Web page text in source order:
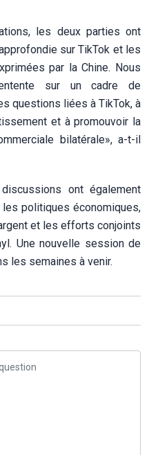
les deux parties ont
sur TikTok et les
par la Chine. Nous
sur un cadre de
questions liées à TikTok, à
et à promouvoir la
bilatérale», a-t-il
ont également
politiques économiques,
et les efforts conjoints
Une nouvelle session de
les semaines à venir.